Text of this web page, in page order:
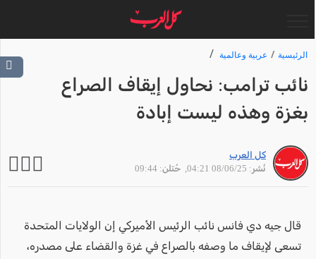
الرئيسية عربية وعالمية
نائب ترامب: نحاول إيقاف الصراع
بغزة وهذه ليست إبادة
كل العرب
نُشر: 08/06/25 04:21
, حُتلن: 09:44
قال جيه دي فانس نائب الرئيس الأميركي إن الولايات المتحدة
تسعى لإيقاف ما وصفه بالصراع في غزة والقضاء على مصدره،